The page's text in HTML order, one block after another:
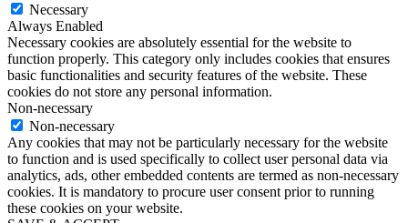
Necessary
Always Enabled
Necessary cookies are absolutely essential for the website to
function properly. This category only includes cookies that ensures
basic functionalities and security features of the website. These
cookies do not store any personal information.
Non-necessary
Non-necessary
Any cookies that may not be particularly necessary for the website
to function and is used specifically to collect user personal data via
analytics, ads, other embedded contents are termed as non-necessary
cookies. It is mandatory to procure user consent prior to running
these cookies on your website.